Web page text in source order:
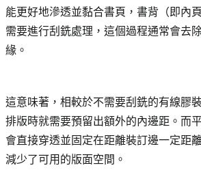
能更好地滲透並黏合書頁，書背（即內
需要進行刮銑處理，這個過程通常會去
緣。
這意味著，相較於不需要刮銑的有線膠
排版時就需要預留出額外的內邊距。而
會直接穿透並固定在距離裝訂邊一定距
減少了可用的版面空間。